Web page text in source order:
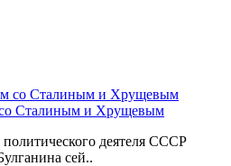
Сталиным и Хрущевым
деятеля СССР
сей..